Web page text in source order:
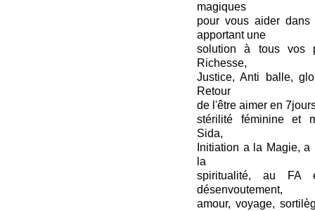
magiques
pour vous aider
apportant une
solution à tous vos
Richesse,
Justice, Anti balle,
Retour
de l'être aimer en
stérilité féminine et
Sida,
Initiation a la Magie,
la
spiritualité, au FA
désenvoutement,
amour, voyage,